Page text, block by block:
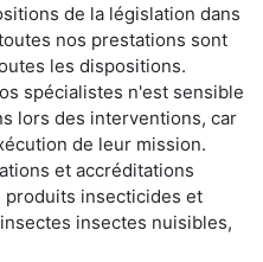
de la législation dans
nos prestations sont
les dispositions.
spécialistes n'est sensible
lors des interventions, car
de leur mission.
et accréditations
produits insecticides et
insectes nuisibles,